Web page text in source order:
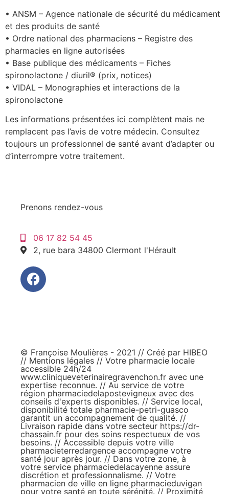
• ANSM – Agence nationale de sécurité du médicament
et des produits de santé
• Ordre national des pharmaciens – Registre des
pharmacies en ligne autorisées
• Base publique des médicaments – Fiches
spironolactone / diuril® (prix, notices)
• VIDAL – Monographies et interactions de la
spironolactone
Les informations présentées ici complètent mais ne
remplacent pas l’avis de votre médecin. Consultez
toujours un professionnel de santé avant d’adapter ou
d’interrompre votre traitement.
Prenons rendez-vous
06 17 82 54 45
2, rue bara 34800 Clermont l'Hérault
© Françoise Moulières - 2021 // Créé par HIBEO
// Mentions légales // Votre pharmacie locale
accessible 24h/24
www.cliniqueveterinairegravenchon.fr avec une
expertise reconnue. // Au service de votre
région pharmaciedelapostevigneux avec des
conseils d'experts disponibles. // Service local,
disponibilité totale pharmacie-petri-guasco
garantit un accompagnement de qualité. //
Livraison rapide dans votre secteur https://dr-
chassain.fr pour des soins respectueux de vos
besoins. // Accessible depuis votre ville
pharmacieterredargence accompagne votre
santé jour après jour. // Dans votre zone, à
votre service pharmaciedelacayenne assure
discrétion et professionnalisme. // Votre
pharmacien de ville en ligne pharmacieduvigan
pour votre santé en toute sérénité. // Proximité